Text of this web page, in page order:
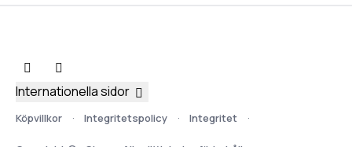
Köpvillkor Integritetspolicy Integritet
Internationella sidor